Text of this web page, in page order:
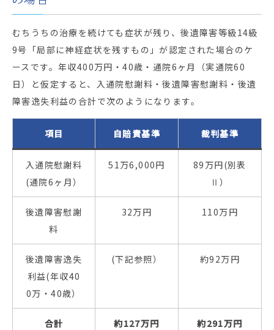
むちうちの治療を続けても症状が残り、後遺障害等級14級
9号「局部に神経症状を残すもの」が認定された場合のケ
ースです。年収400万円・40歳・通院6ヶ月（実通院60
日）と仮定すると、入通院慰謝料・後遺障害慰謝料・後遺
障害逸失利益の合計で次のようになります。
項目 自賠責基準 裁判基準
入通院慰謝料
(通院6ヶ月）
51万6,000円
89万円(別表
Ⅱ）
後遺障害慰謝
料
32万円 110万円
後遺障害逸失
利益(年収40
0万・40歳）
(下記参照） 約92万円
合計 約127万円 約291万円